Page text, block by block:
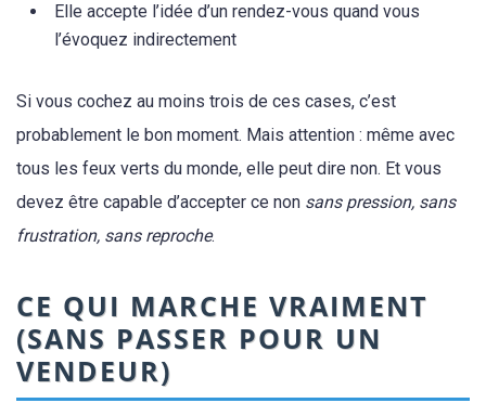
Elle accepte l’idée d’un rendez-vous quand vous
l’évoquez indirectement
Si vous cochez au moins trois de ces cases, c’est
probablement le bon moment. Mais attention : même avec
tous les feux verts du monde, elle peut dire non. Et vous
devez être capable d’accepter ce non sans pression, sans
frustration, sans reproche.
CE QUI MARCHE VRAIMENT
(SANS PASSER POUR UN
VENDEUR)